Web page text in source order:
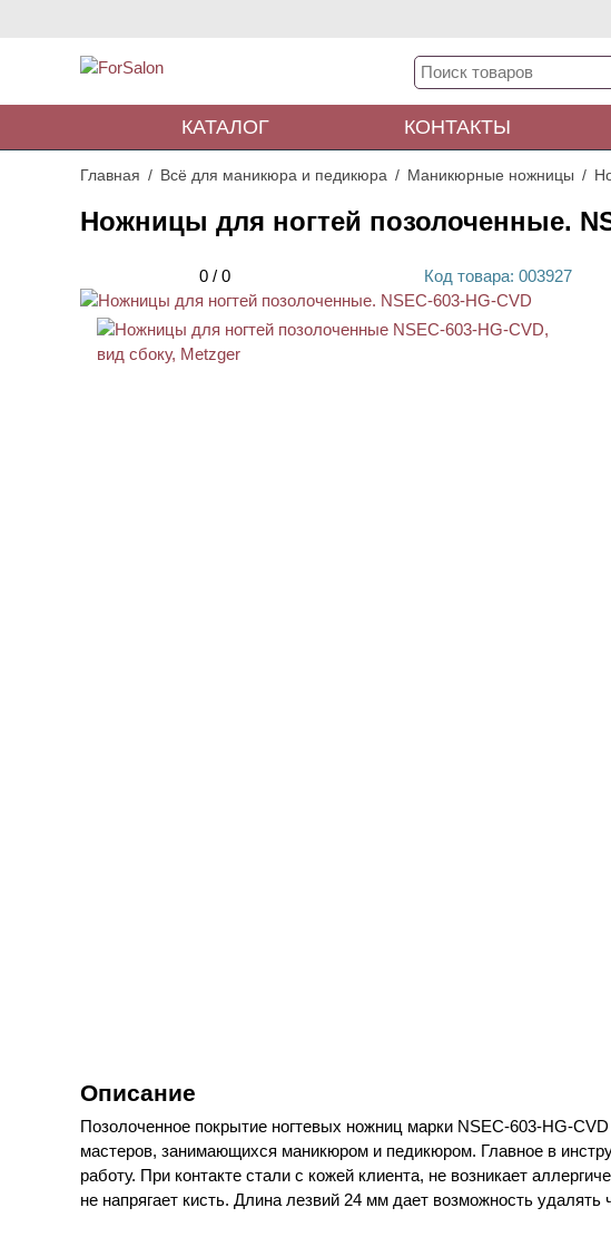
КАТАЛОГ КОНТАКТЫ
Главная Всё для маникюра и педикюра Маникюрные ножницы
Ножницы для ногтей позолоченные.
0 / 0 Код товара: 003927
Описание
Позолоченное покрытие ногтевых ножниц марки NSEC-603-HG-
мастеров, занимающихся маникюром и педикюром. Главное в
работу. При контакте стали с кожей клиента, не возникает
не напрягает кисть. Длина лезвий 24 мм дает возможность